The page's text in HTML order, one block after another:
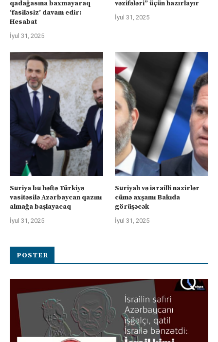
qadağasına baxmayaraq
‘fasiləsiz’ davam edir:
Hesabat
İyul 31, 2025
vəzifələri” üçün hazırlayır
İyul 31, 2025
Suriya bu həftə Türkiyə
vasitəsilə Azərbaycan qazını
almağa başlayacaq
İyul 31, 2025
Suriyalı və israilli nazirlər
cümə axşamı Bakıda
görüşəcək
İyul 31, 2025
POSTER